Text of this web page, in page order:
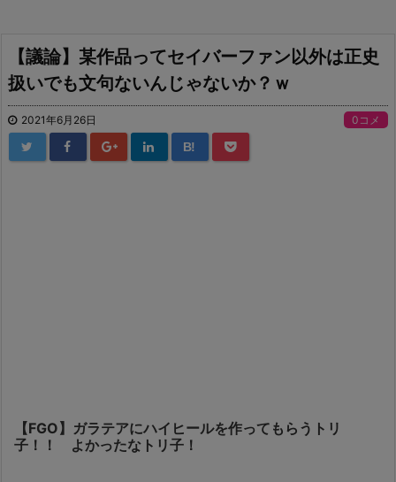
【議論】某作品ってセイバーファン以外は正史
扱いでも文句ないんじゃないか？ｗ
2021年6月26日 0コメ
B!
【FGO】ガラテアにハイヒールを作ってもらうトリ
子！！ よかったなトリ子！